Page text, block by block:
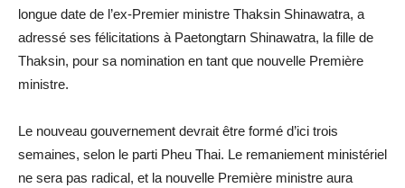
longue date de l’ex-Premier ministre Thaksin Shinawatra, a
adressé ses félicitations à Paetongtarn Shinawatra, la fille de
Thaksin, pour sa nomination en tant que nouvelle Première
ministre.
Le nouveau gouvernement devrait être formé d’ici trois
semaines, selon le parti Pheu Thai. Le remaniement ministériel
ne sera pas radical, et la nouvelle Première ministre aura